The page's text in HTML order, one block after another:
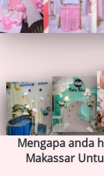
Mengapa anda
Makassar